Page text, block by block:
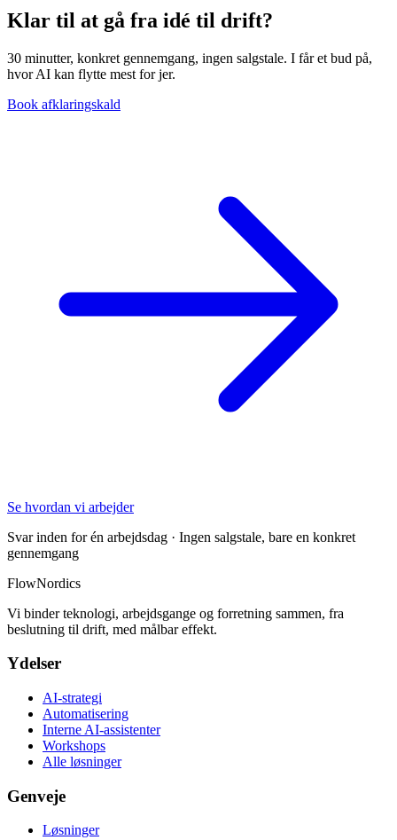
Klar til at gå fra idé til drift?
30 minutter, konkret gennemgang, ingen salgstale. I får et bud på,
hvor AI kan flytte mest for jer.
Book afklaringskald
Se hvordan vi arbejder
Svar inden for én arbejdsdag · Ingen salgstale, bare en konkret
gennemgang
FlowNordics
Vi binder teknologi, arbejdsgange og forretning sammen, fra
beslutning til drift, med målbar effekt.
Ydelser
AI-strategi
Automatisering
Interne AI-assistenter
Workshops
Alle løsninger
Genveje
Løsninger